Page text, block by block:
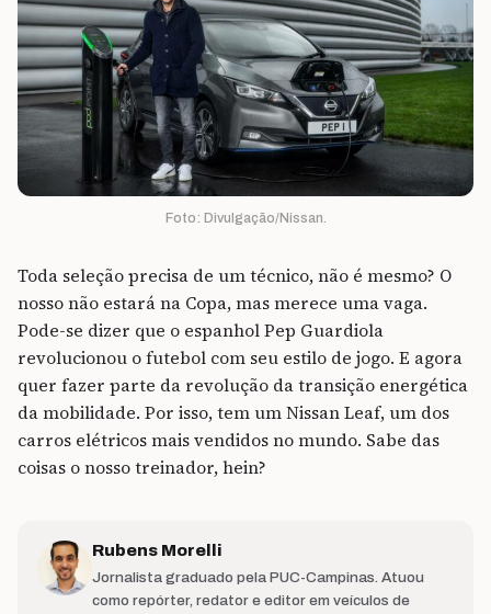
Foto: Divulgação/Nissan.
Toda seleção precisa de um técnico, não é mesmo? O
nosso não estará na Copa, mas merece uma vaga.
Pode-se dizer que o espanhol Pep Guardiola
revolucionou o futebol com seu estilo de jogo. E agora
quer fazer parte da revolução da transição energética
da mobilidade. Por isso, tem um Nissan Leaf, um dos
carros elétricos mais vendidos no mundo. Sabe das
coisas o nosso treinador, hein?
Rubens Morelli
Jornalista graduado pela PUC-Campinas. Atuou
como repórter, redator e editor em veículos de